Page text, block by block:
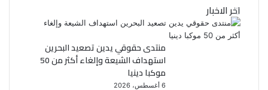
اخر الاخبار
منتدى حقوقي يدين تصعيد البحرين
استهداف الشيعة وإلغاء أكثر من 50
موكبا دينيا
6 أغسطس، 2026